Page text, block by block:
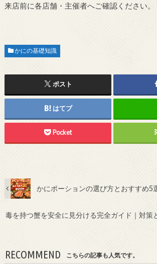
来店前に各店舗・主催者へご確認ください。
かにの基礎知識
ポスト
はてブ
Pocket
かにポーションの選び方とおすすめ5
毒を持つ蟹を安全に見分ける完全ガイド｜対策
RECOMMEND こちらの記事も人気です。